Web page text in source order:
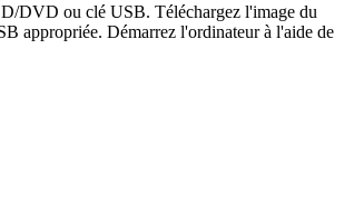
DVD ou clé USB. Téléchargez l'image du
appropriée. Démarrez l'ordinateur à l'aide de